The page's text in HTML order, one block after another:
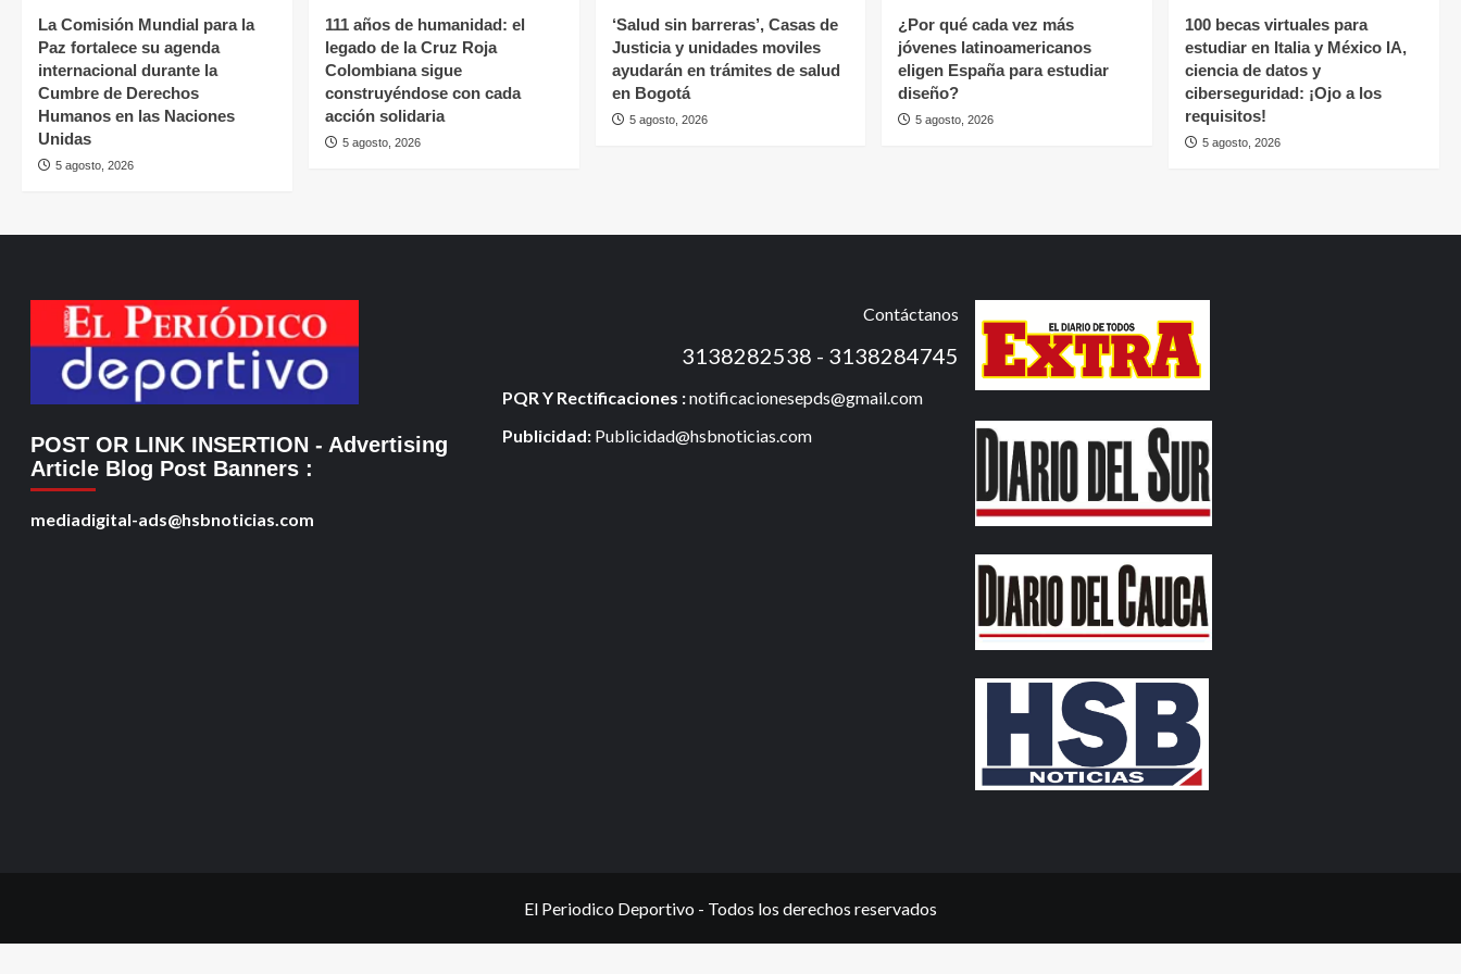
La Comisión Mundial para la
Paz fortalece su agenda
internacional durante la
Cumbre de Derechos
Humanos en las Naciones
Unidas
5 agosto, 2026
111 años de humanidad: el
legado de la Cruz Roja
Colombiana sigue
construyéndose con cada
acción solidaria
5 agosto, 2026
‘Salud sin barreras’, Casas de
Justicia y unidades moviles
ayudarán en trámites de salud
en Bogotá
5 agosto, 2026
¿Por qué cada vez más
jóvenes latinoamericanos
eligen España para estudiar
diseño?
5 agosto, 2026
100 becas virtuales para
estudiar en Italia y México IA,
ciencia de datos y
ciberseguridad: ¡Ojo a los
requisitos!
5 agosto, 2026
POST OR LINK INSERTION - Advertising
Article Blog Post Banners :
mediadigital-ads@hsbnoticias.com
Contáctanos
3138282538 - 3138284745
PQR Y Rectificaciones :notificacionesepds@gmail.com
Publicidad: Publicidad@hsbnoticias.com